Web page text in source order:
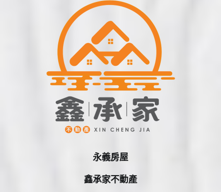
永義房屋
鑫承家不動產